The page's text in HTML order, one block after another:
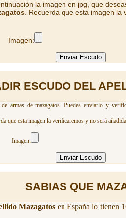
la imagen en jpg, que
. Recuerda que esta imagen
Imagen:
ESCUDO DEL
armas de mazagatos. Puedes enviarlo y
que esta imagen la verificaremos y no será
Imagen:
SABIAS QUE
Mazagatos en España lo tienen